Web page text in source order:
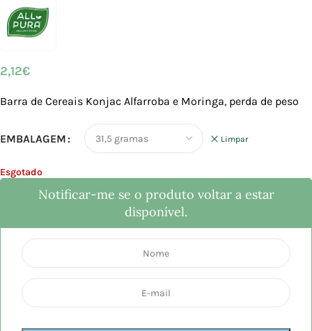
2,12€
Barra de Cereais Konjac Alfarroba e Moringa, perda de peso
EMBALAGEM Limpar
Esgotado
Notificar-me se o produto voltar a estar
disponível.